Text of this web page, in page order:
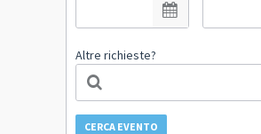
Altre richieste?
CERCA EVENTO